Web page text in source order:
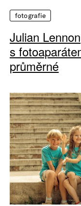
fotografie
Julian
s
průměrné